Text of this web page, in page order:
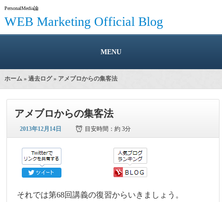
PersonalMedia論
WEB Marketing Official Blog
MENU
ホーム» 過去ログ» アメブロからの集客法
アメブロからの集客法
2013年12月14日 目安時間：約 3分
それでは第68回講義の復習からいきましょう。